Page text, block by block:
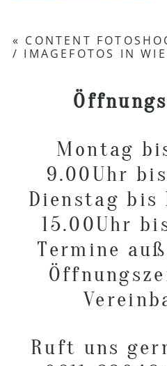
« CONTENT
/ IMAGEFOTOS IN
Montag
9.00Uhr
Dienstag bis
15.00Uhr
Termine
Ruft uns